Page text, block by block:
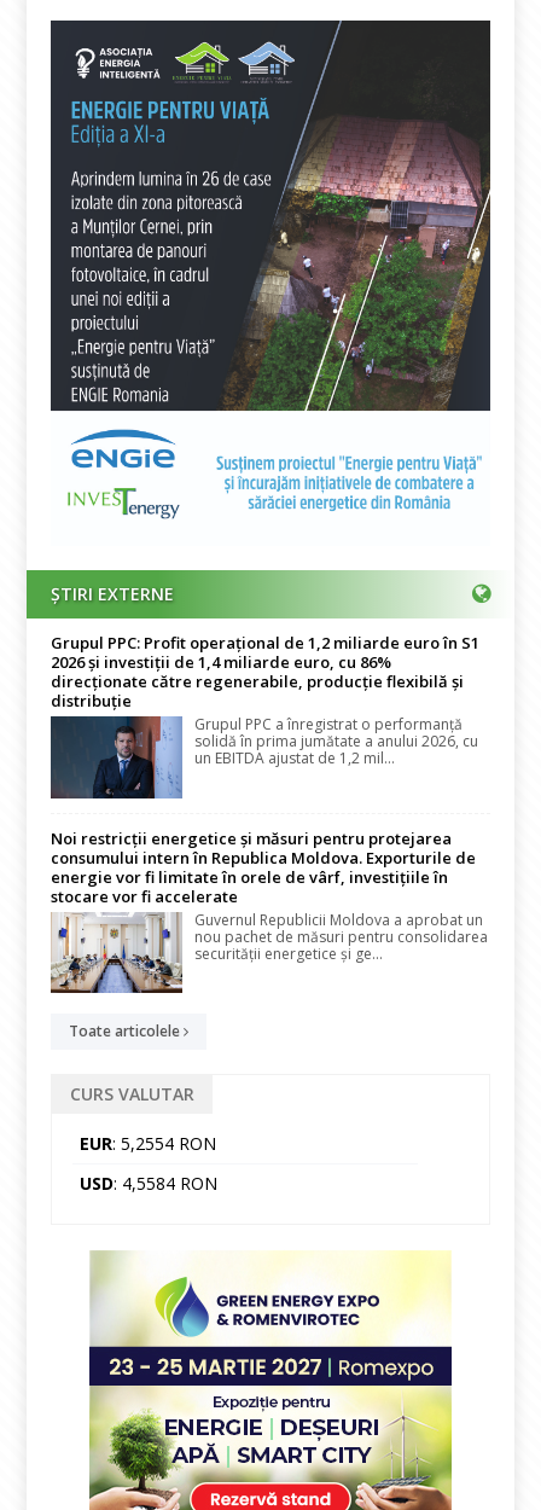
ȘTIRI EXTERNE
Grupul PPC: Profit operațional de 1,2 miliarde euro în S1
2026 și investiții de 1,4 miliarde euro, cu 86%
direcționate către regenerabile, producție flexibilă și
distribuție
Grupul PPC a înregistrat o performanță
solidă în prima jumătate a anului 2026, cu
un EBITDA ajustat de 1,2 mil...
Noi restricții energetice și măsuri pentru protejarea
consumului intern în Republica Moldova. Exporturile de
energie vor fi limitate în orele de vârf, investițiile în
stocare vor fi accelerate
Guvernul Republicii Moldova a aprobat un
nou pachet de măsuri pentru consolidarea
securității energetice și ge...
Toate articolele
CURS VALUTAR
EUR: 5,2554 RON
USD: 4,5584 RON